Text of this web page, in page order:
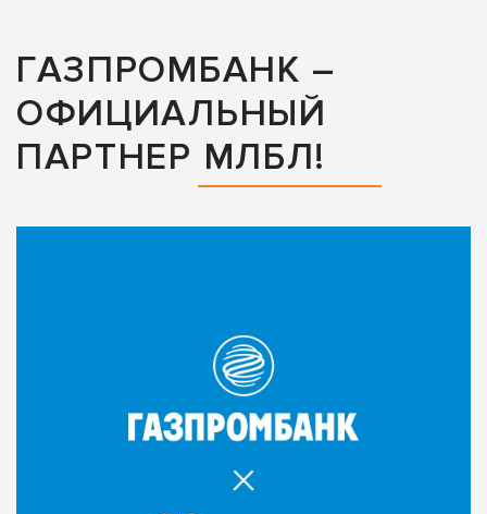
ГАЗПРОМБАНК –
ОФИЦИАЛЬНЫЙ
ПАРТНЕР МЛБЛ!